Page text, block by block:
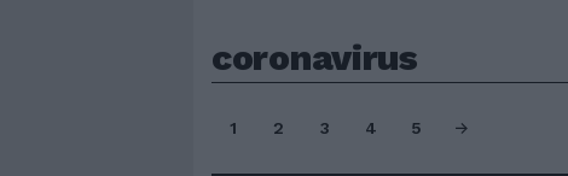
coronavirus
1 2 3 4 5